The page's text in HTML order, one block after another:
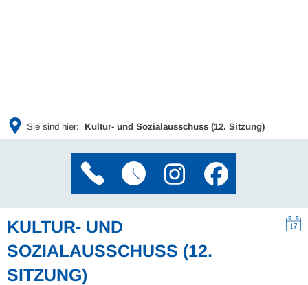
Sie sind hier: Kultur- und Sozialausschuss (12. Sitzung)
KULTUR- UND
SOZIALAUSSCHUSS (12.
SITZUNG)